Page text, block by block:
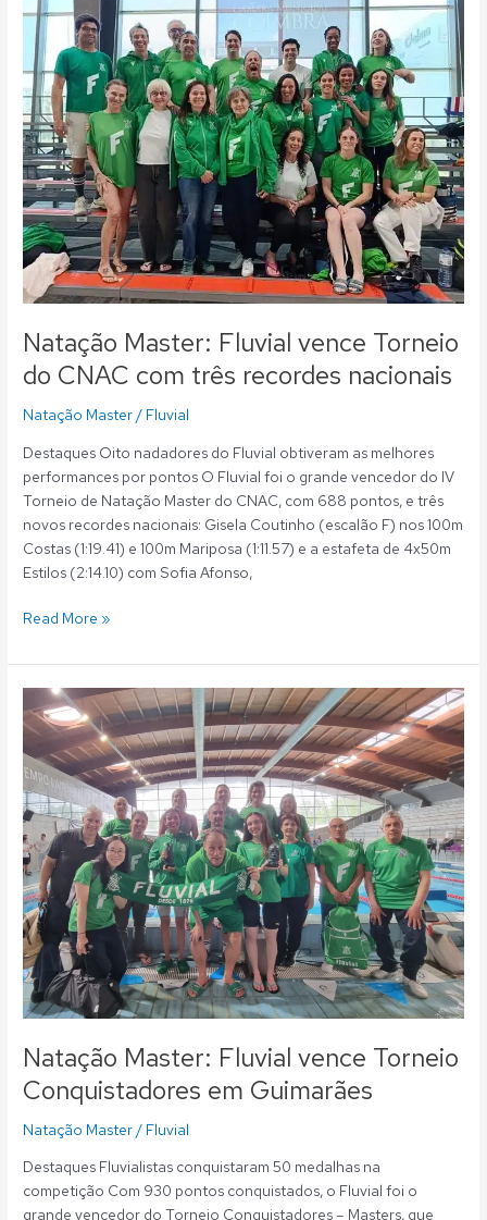
Natação Master: Fluvial vence Torneio
do CNAC com três recordes nacionais
Natação Master/ Fluvial
Destaques Oito nadadores do Fluvial obtiveram as melhores
performances por pontos O Fluvial foi o grande vencedor do IV
Torneio de Natação Master do CNAC, com 688 pontos, e três
novos recordes nacionais: Gisela Coutinho (escalão F) nos 100m
Costas (1:19.41) e 100m Mariposa (1:11.57) e a estafeta de 4x50m
Estilos (2:14.10) com Sofia Afonso,
Master:
Fluvial
vence
Torneio
do
CNAC
com
três
recordes
nacionais
Read More »
Natação Master: Fluvial vence Torneio
Conquistadores em Guimarães
Natação Master/ Fluvial
Destaques Fluvialistas conquistaram 50 medalhas na
competição Com 930 pontos conquistados, o Fluvial foi o
grande vencedor do Torneio Conquistadores – Masters, que
Natação
Master:
Fluvial
vence
Torneio
Conquistadores
em
Guimarães